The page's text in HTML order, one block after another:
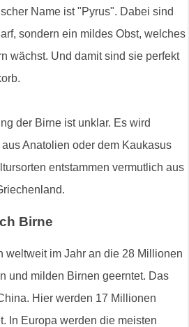
Name ist "Pyrus". Dabei sind
sondern ein mildes Obst, welches
wächst. Und damit sind sie perfekt
der Birne ist unklar. Es wird
Anatolien oder dem Kaukasus
entstammen vermutlich aus
Birne
weltweit im Jahr an die 28 Millionen
und milden Birnen geerntet. Das
Hier werden 17 Millionen
In Europa werden die meisten